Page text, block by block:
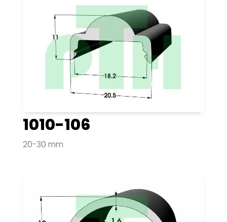
1010-106
20-30 mm